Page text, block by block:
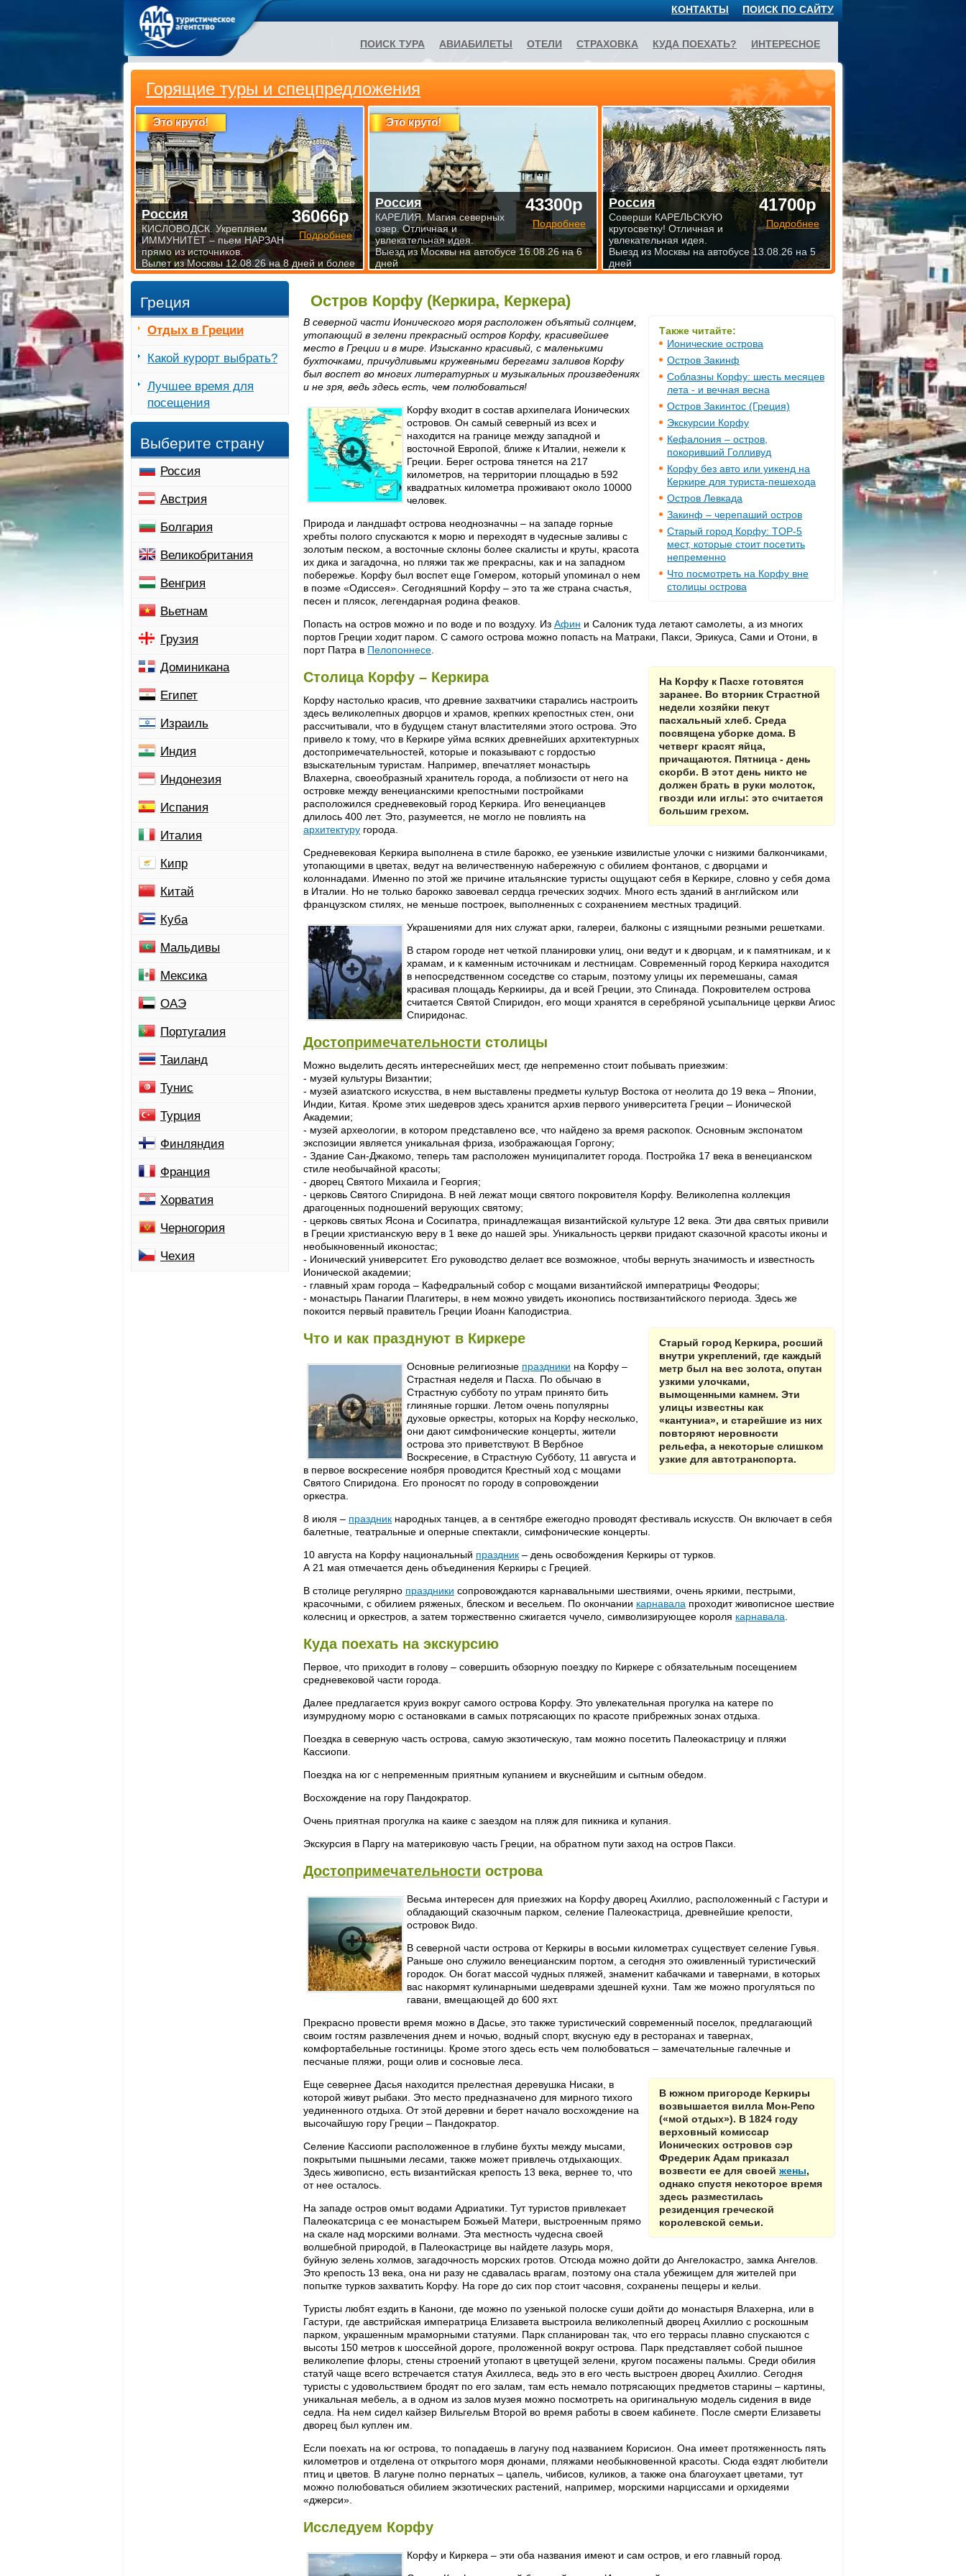
Остров Корфу (Керкира, Керкера)
Также читайте:
Ионические острова
Остров Закинф
Соблазны Корфу: шесть месяцев
лета - и вечная весна
Остров Закинтос (Греция)
Экскурсии Корфу
Кефалония – остров,
покоривший Голливуд
Корфу без авто или уикенд на
Керкире для туриста-пешехода
Остров Левкада
Закинф – черепаший остров
Старый город Корфу: TOP-5
мест, которые стоит посетить
непременно
Что посмотреть на Корфу вне
столицы острова
В северной части Ионического моря расположен объятый солнцем,
утопающий в зелени прекрасный остров Корфу, красивейшее
место в Греции и в мире. Изысканно красивый, с маленькими
бухточками, причудливыми кружевными берегами заливов Корфу
был воспет во многих литературных и музыкальных произведениях
и не зря, ведь здесь есть, чем полюбоваться!
Корфу входит в состав архипелага Ионических
островов. Он самый северный из всех и
находится на границе между западной и
восточной Европой, ближе к Италии, нежели к
Греции. Берег острова тянется на 217
километров, на территории площадью в 592
квадратных километра проживают около 10000
человек.
Природа и ландшафт острова неоднозначны – на западе горные
хребты полого спускаются к морю и переходят в чудесные заливы с
золотым песком, а восточные склоны более скалисты и круты, красота
их дика и загадочна, но пляжи так же прекрасны, как и на западном
побережье. Корфу был воспет еще Гомером, который упоминал о нем
в поэме «Одиссея». Сегодняшний Корфу – это та же страна счастья,
песен и плясок, легендарная родина феаков.
Попасть на остров можно и по воде и по воздуху. Из Афин и Салоник туда летают самолеты, а из многих
портов Греции ходит паром. С самого острова можно попасть на Матраки, Пакси, Эрикуса, Сами и Отони, в
порт Патра в Пелопоннесе
На Корфу к Пасхе готовятся
заранее. Во вторник Страстной
недели хозяйки пекут
пасхальный хлеб. Среда
посвящена уборке дома. В
четверг красят яйца,
причащаются. Пятница - день
скорби. В этот день никто не
должен брать в руки молоток,
гвозди или иглы: это считается
большим грехом.
Столица Корфу – Керкира
Корфу настолько красив, что древние захватчики старались настроить
здесь великолепных дворцов и храмов, крепких крепостных стен, они
рассчитывали, что в будущем станут властителями этого острова. Это
привело к тому, что в Керкире уйма всяких древнейших архитектурных
достопримечательностей, которые и показывают с гордостью
взыскательным туристам. Например, впечатляет монастырь
Влахерна, своеобразный хранитель города, а поблизости от него на
островке между венецианскими крепостными постройками
расположился средневековый город Керкира. Иго венецианцев
длилось 400 лет. Это, разумеется, не могло не повлиять на
архитектуру города.
Средневековая Керкира выполнена в стиле барокко, ее узенькие извилистые улочки с низкими балкончиками,
утопающими в цветах, ведут на величественную набережную с обилием фонтанов, с дворцами и
колоннадами. Именно по этой же причине итальянские туристы ощущают себя в Керкире, словно у себя дома
в Италии. Но не только барокко завоевал сердца греческих зодчих. Много есть зданий в английском или
французском стилях, не меньше построек, выполненных с сохранением местных традиций.
Украшениями для них служат арки, галереи, балконы с изящными резными решетками.
В старом городе нет четкой планировки улиц, они ведут и к дворцам, и к памятникам, и к
храмам, и к каменным источникам и лестницам. Современный город Керкира находится
в непосредственном соседстве со старым, поэтому улицы их перемешаны, самая
красивая площадь Керкииры, да и всей Греции, это Спинада. Покровителем острова
считается Святой Спиридон, его мощи хранятся в серебряной усыпальнице церкви Агиос
Спиридонас.
Достопримечательности столицы
Можно выделить десять интереснейших мест, где непременно стоит побывать приезжим:
- музей культуры Византии;
- музей азиатского искусства, в нем выставлены предметы культур Востока от неолита до 19 века – Японии,
Индии, Китая. Кроме этих шедевров здесь хранится архив первого университета Греции – Ионической
Академии;
- музей археологии, в котором представлено все, что найдено за время раскопок. Основным экспонатом
экспозиции является уникальная фриза, изображающая Горгону;
- Здание Сан-Джакомо, теперь там расположен муниципалитет города. Постройка 17 века в венецианском
стиле необычайной красоты;
- дворец Святого Михаила и Георгия;
- церковь Святого Спиридона. В ней лежат мощи святого покровителя Корфу. Великолепна коллекция
драгоценных подношений верующих святому;
- церковь святых Ясона и Сосипатра, принадлежащая византийской культуре 12 века. Эти два святых привили
в Греции христианскую веру в 1 веке до нашей эры. Уникальность церкви придают сказочной красоты иконы и
необыкновенный иконостас;
- Ионический университет. Его руководство делает все возможное, чтобы вернуть значимость и известность
Ионической академии;
- главный храм города – Кафедральный собор с мощами византийской императрицы Феодоры;
- монастырь Панагии Плагитеры, в нем можно увидеть иконопись поствизантийского периода. Здесь же
покоится первый правитель Греции Иоанн Каподистриа.
Старый город Керкира, росший
внутри укреплений, где каждый
метр был на вес золота, опутан
узкими улочками,
вымощенными камнем. Эти
улицы известны как
«кантуниа», и старейшие из них
повторяют неровности
рельефа, а некоторые слишком
узкие для автотранспорта.
Что и как празднуют в Киркере
Основные религиозные праздники на Корфу –
Страстная неделя и Пасха. По обычаю в
Страстную субботу по утрам принято бить
глиняные горшки. Летом очень популярны
духовые оркестры, которых на Корфу несколько,
они дают симфонические концерты, жители
острова это приветствуют. В Вербное
Воскресение, в Страстную Субботу, 11 августа и
в первое воскресение ноября проводится Крестный ход с мощами
Святого Спиридона. Его проносят по городу в сопровождении
оркестра.
8 июля – праздник народных танцев, а в сентябре ежегодно проводят фестиваль искусств. Он включает в себя
балетные, театральные и оперные спектакли, симфонические концерты.
10 августа на Корфу национальный праздник – день освобождения Керкиры от турков.
А 21 мая отмечается день объединения Керкиры с Грецией.
В столице регулярно праздники сопровождаются карнавальными шествиями, очень яркими, пестрыми,
красочными, с обилием ряженых, блеском и весельем. По окончании карнавала проходит живописное шествие
колесниц и оркестров, а затем торжественно сжигается чучело, символизирующее короля карнавала
Куда поехать на экскурсию
Первое, что приходит в голову – совершить обзорную поездку по Киркере с обязательным посещением
средневековой части города.
Далее предлагается круиз вокруг самого острова Корфу. Это увлекательная прогулка на катере по
изумрудному морю с остановками в самых потрясающих по красоте прибрежных зонах отдыха.
Поездка в северную часть острова, самую экзотическую, там можно посетить Палеокастрицу и пляжи
Кассиопи.
Поездка на юг с непременным приятным купанием и вкуснейшим и сытным обедом.
Восхождение на гору Пандократор.
Очень приятная прогулка на каике с заездом на пляж для пикника и купания.
Экскурсия в Паргу на материковую часть Греции, на обратном пути заход на остров Пакси.
Достопримечательности острова
Весьма интересен для приезжих на Корфу дворец Ахиллио, расположенный с Гастури и
обладающий сказочным парком, селение Палеокастрица, древнейшие крепости,
островок Видо.
В северной части острова от Керкиры в восьми километрах существует селение Гувья.
Раньше оно служило венецианским портом, а сегодня это оживленный туристический
городок. Он богат массой чудных пляжей, знаменит кабачками и тавернами, в которых
вас накормят кулинарными шедеврами здешней кухни. Там же можно прогуляться по
гавани, вмещающей до 600 яхт.
Прекрасно провести время можно в Дасье, это также туристический современный поселок, предлагающий
своим гостям развлечения днем и ночью, водный спорт, вкусную еду в ресторанах и тавернах,
комфортабельные гостиницы. Кроме этого здесь есть чем полюбоваться – замечательные галечные и
песчаные пляжи, рощи олив и сосновые леса.
В южном пригороде Керкиры
возвышается вилла Мон-Репо
(«мой отдых»). В 1824 году
верховный комиссар
Ионических островов сэр
Фредерик Адам приказал
возвести ее для своей жены,
однако спустя некоторое время
здесь разместилась
резиденция греческой
королевской семьи.
Еще севернее Дасья находится прелестная деревушка Нисаки, в
которой живут рыбаки. Это место предназначено для мирного тихого
уединенного отдыха. От этой деревни и берет начало восхождение на
высочайшую гору Греции – Пандократор.
Селение Кассиопи расположенное в глубине бухты между мысами,
покрытыми пышными лесами, также может привлечь отдыхающих.
Здесь живописно, есть византийская крепость 13 века, вернее то, что
от нее осталось.
На западе остров омыт водами Адриатики. Тут туристов привлекает
Палеокатсрица с ее монастырем Божьей Матери, выстроенным прямо
на скале над морскими волнами. Эта местность чудесна своей
волшебной природой, в Палеокастрице вы найдете лазурь моря,
буйную зелень холмов, загадочность морских гротов. Отсюда можно дойти до Ангелокастро, замка Ангелов.
Это крепость 13 века, она ни разу не сдавалась врагам, поэтому она стала убежищем для жителей при
попытке турков захватить Корфу. На горе до сих пор стоит часовня, сохранены пещеры и кельи.
Туристы любят ездить в Канони, где можно по узенькой полоске суши дойти до монастыря Влахерна, или в
Гастури, где австрийская императрица Елизавета выстроила великолепный дворец Ахиллио с роскошным
парком, украшенным мраморными статуями. Парк спланирован так, что его террасы плавно спускаются с
высоты 150 метров к шоссейной дороге, проложенной вокруг острова. Парк представляет собой пышное
великолепие флоры, стены строений утопают в цветущей зелени, кругом посажены пальмы. Среди обилия
статуй чаще всего встречается статуя Ахиллеса, ведь это в его честь выстроен дворец Ахиллио. Сегодня
туристы с удовольствием бродят по его залам, там есть немало потрясающих предметов старины – картины,
уникальная мебель, а в одном из залов музея можно посмотреть на оригинальную модель сидения в виде
седла. На нем сидел кайзер Вильгельм Второй во время работы в своем кабинете. После смерти Елизаветы
дворец был куплен им.
Если поехать на юг острова, то попадаешь в лагуну под названием Корисион. Она имеет протяженность пять
километров и отделена от открытого моря дюнами, пляжами необыкновенной красоты. Сюда ездят любители
птиц и цветов. В лагуне полно пернатых – цапель, чибисов, куликов, а также она благоухает цветами, тут
можно полюбоваться обилием экзотических растений, например, морскими нарциссами и орхидеями
«джерси».
Исследуем Корфу
Корфу и Киркера – эти оба названия имеют и сам остров, и его главный город.
Греция
Отдых в Греции
Какой курорт выбрать?
Лучшее время для
посещения
Выберите страну
Россия
Австрия
Болгария
Великобритания
Венгрия
Вьетнам
Грузия
Доминикана
Египет
Израиль
Индия
Индонезия
Испания
Италия
Кипр
Китай
Куба
Мальдивы
Мексика
ОАЭ
Португалия
Таиланд
Тунис
Турция
Финляндия
Франция
Хорватия
Черногория
Чехия
Горящие туры и спецпредложения
Это круто!
36066р
Подробнее
Россия
КИСЛОВОДСК. Укрепляем
ИММУНИТЕТ – пьем НАРЗАН
прямо из источников.
Вылет из Москвы 12.08.26 на 8 дней и более
Это круто!
43300р
Подробнее
Россия
КАРЕЛИЯ. Магия северных
озер. Отличная и
увлекательная идея.
Выезд из Москвы на автобусе 16.08.26 на 6
дней
41700р
Подробнее
Россия
Соверши КАРЕЛЬСКУЮ
кругосветку! Отличная и
увлекательная идея.
Выезд из Москвы на автобусе 13.08.26 на 5
дней
ПОИСК ПО САЙТУ
КОНТАКТЫ
ПОИСК ТУРА АВИАБИЛЕТЫ ОТЕЛИ СТРАХОВКА КУДА ПОЕХАТЬ? ИНТЕРЕСНОЕ